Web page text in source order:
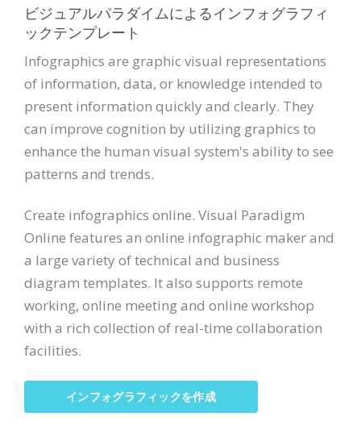
ビジュアルパラダイムによるインフォグラフィ
ックテンプレート
Infographics are graphic visual representations
of information, data, or knowledge intended to
present information quickly and clearly. They
can improve cognition by utilizing graphics to
enhance the human visual system's ability to see
patterns and trends.
Create infographics online. Visual Paradigm
Online features an online infographic maker and
a large variety of technical and business
diagram templates. It also supports remote
working, online meeting and online workshop
with a rich collection of real-time collaboration
facilities.
インフォグラフィックを作成